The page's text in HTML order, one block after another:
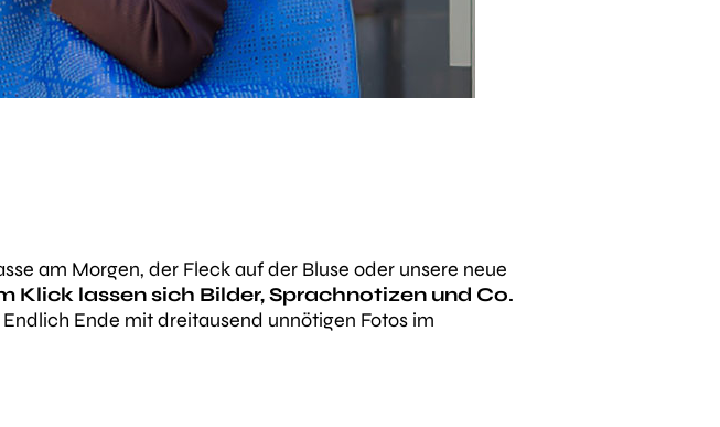
am Morgen, der Fleck auf der Bluse oder unsere neue
Klick lassen sich Bilder, Sprachnotizen und Co.
Ende mit dreitausend unnötigen Fotos im